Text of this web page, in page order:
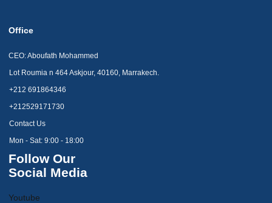
Office
CEO: Aboufath Mohammed
Lot Roumia n 464 Askjour, 40160, Marrakech.
+212 691864346
+212529171730
Contact Us
Mon - Sat: 9:00 - 18:00
Follow Our
Social Media
Youtube